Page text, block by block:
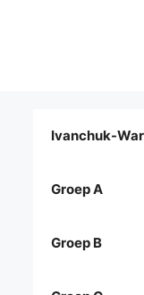
Ivanchuk-
Groep A
Groep B